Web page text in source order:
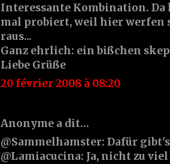
Interessante Kombination. Da
mal probiert, weil hier werfen
raus...
Ganz ehrlich: ein bißchen
Liebe Grüße
20 février 2008 à 08:20
Anonyme a dit…
@Sammelhamster: Dafür
@Lamiacucina: Ja, nicht zu viel